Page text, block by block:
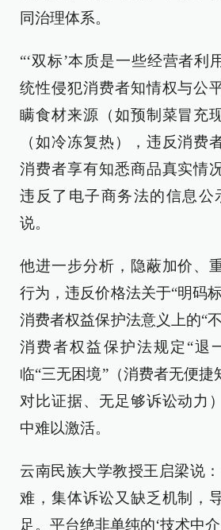
同治理体系。
“‘双标’本质是一些经营者利
统性侵犯消费者知情权与公
瞒食材来源（如预制菜冒充
（如冷冻复热），违反消费
消费者享有知悉商品真实情
违反了电子商务法的信息公
说。
他进一步分析，隐蔽加价、
行为，违反价格法关于“明码
消费者权益保护法意义上的“
消费者权益保护法规定“退
临“三无困境”（消费者无便捷
对比证据、无足够诉讼动力
中难以激活。
云南民族大学教授王启梁说
难，集体诉讼又缺乏机制，
足。平台绝非单纯的‘技术中